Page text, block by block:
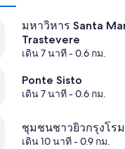
มหาวิหาร Santa
Trastevere
เดิน 7 นาที- 0.6 กม.
Ponte Sisto
เดิน 7 นาที- 0.6 กม.
ชุมชนชาวยิวกรุงโรม
เดิน 10 นาที- 0.9 กม.